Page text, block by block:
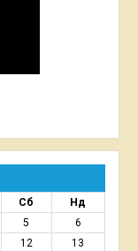
Сб
Нд
5
6
12
13